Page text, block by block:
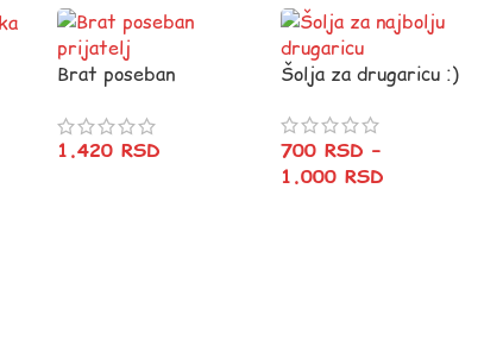
Brat poseban
1.420 RSD
Šolja za drugaricu :)
700 RSD –
1.000 RSD